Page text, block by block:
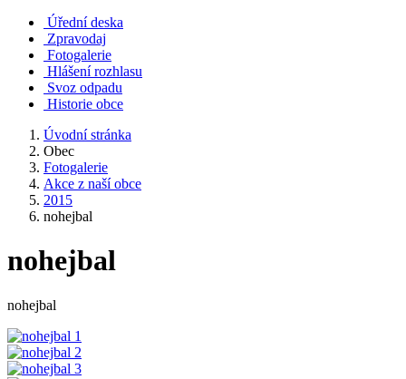
Úřední deska
Zpravodaj
Fotogalerie
Hlášení rozhlasu
Svoz odpadu
Historie obce
Úvodní stránka
Obec
Fotogalerie
Akce z naší obce
2015
nohejbal
nohejbal
nohejbal